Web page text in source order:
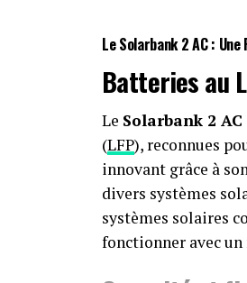
Le Solarbank 2 AC :
Batteries au
Le Solarbank 2 AC
(LFP), reconnues
innovant grâce à
divers systèmes
systèmes solaires
fonctionner avec